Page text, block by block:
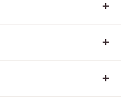
het hart van Nederland: